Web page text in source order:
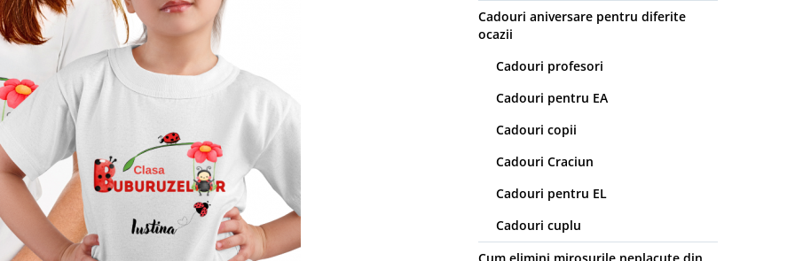
Cadouri aniversare pentru diferite
ocazii
Cadouri profesori
Cadouri pentru EA
Cadouri copii
Cadouri Craciun
Cadouri pentru EL
Cadouri cuplu